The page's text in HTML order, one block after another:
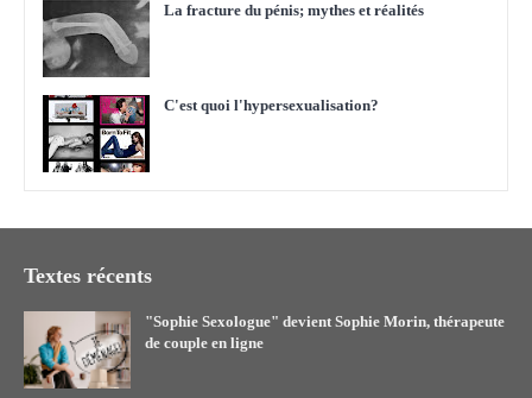
La fracture du pénis; mythes et réalités
C'est quoi l'hypersexualisation?
Textes récents
"Sophie Sexologue" devient Sophie Morin, thérapeute
de couple en ligne